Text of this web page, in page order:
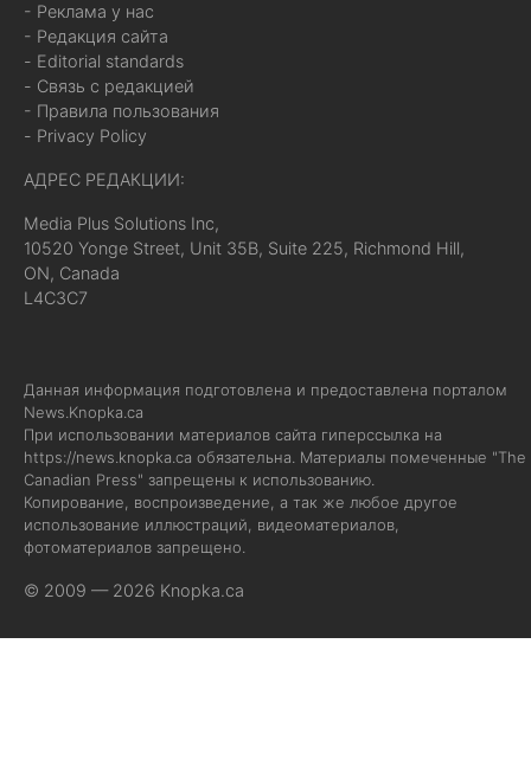
- Реклама у нас
- Редакция сайта
- Editorial standards
- Связь с редакцией
- Правила пользования
- Privacy Policy
АДРЕС РЕДАКЦИИ:
Media Plus Solutions Inc,
10520 Yonge Street, Unit 35B, Suite 225, Richmond Hill,
ON, Canada
L4C3C7
Данная информация подготовлена и предоставлена порталом
News.Knopka.ca
При использовании материалов сайта гиперссылка на
https://news.knopka.ca обязательна. Материалы помеченные "The
Canadian Press" запрещены к использованию.
Копирование, воспроизведение, а так же любое другое
использование иллюстраций, видеоматериалов,
фотоматериалов запрещено.
© 2009 — 2026 Knopka.ca